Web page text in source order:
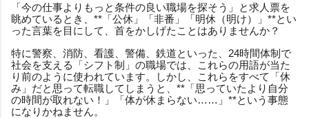
「今の仕事よりもっと条件の良い職場を探そう」と求人票を
眺めているとき、**「公休」「非番」「明休（明け）」**とい
った言葉を目にして、首をかしげたことはありませんか？
特に警察、消防、看護、警備、鉄道といった、24時間体制で
社会を支える「シフト制」の職場では、これらの用語が当た
り前のように使われています。しかし、これらをすべて「休
み」だと思って転職してしまうと、**「思っていたより自分
の時間が取れない！」「体が休まらない……」**という事態
になりかねません。